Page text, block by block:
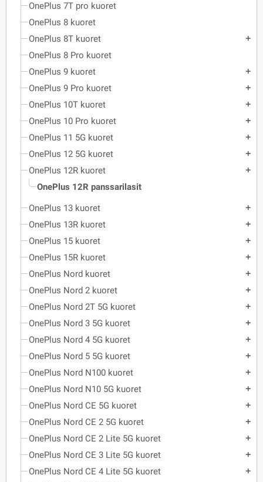
OnePlus 7T pro kuoret
OnePlus 8 kuoret
OnePlus 8T kuoret
add
OnePlus 8 Pro kuoret
OnePlus 9 kuoret
add
OnePlus 9 Pro kuoret add
OnePlus 10T kuoret add
OnePlus 10 Pro kuoret add
OnePlus 11 5G kuoret add
OnePlus 12 5G kuoret add
OnePlus 12R kuoret add
OnePlus 12R panssarilasit
OnePlus 13 kuoret
add
OnePlus 13R kuoret add
OnePlus 15 kuoret add
OnePlus 15R kuoret add
OnePlus Nord kuoret add
OnePlus Nord 2 kuoret add
OnePlus Nord 2T 5G kuoret add
OnePlus Nord 3 5G kuoret add
OnePlus Nord 4 5G kuoret add
OnePlus Nord 5 5G kuoret add
OnePlus Nord N100 kuoret add
OnePlus Nord N10 5G kuoret add
OnePlus Nord CE 5G kuoret add
OnePlus Nord CE 2 5G kuoret add
OnePlus Nord CE 2 Lite 5G kuoret add
OnePlus Nord CE 3 Lite 5G kuoret add
OnePlus Nord CE 4 Lite 5G kuoret add